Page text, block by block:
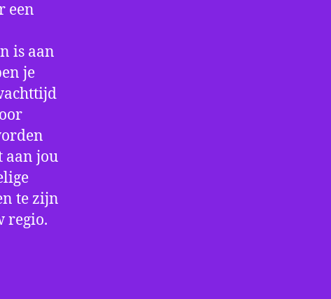
een
is aan
je
aan jou
te zijn
regio.